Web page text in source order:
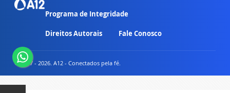
Programa de Integridade
Direitos Autorais Fale Conosco
© 2007 - 2026. A12 - Conectados pela fé.